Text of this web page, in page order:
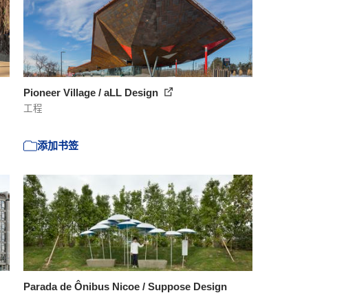
Pioneer Village / aLL Design
工程
添加书签
Parada de Ônibus Nicoe / Suppose Design